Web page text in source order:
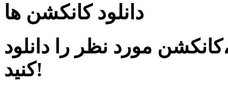
دانلود کانکشن ها
مورد نظر را دانلود
کنید!